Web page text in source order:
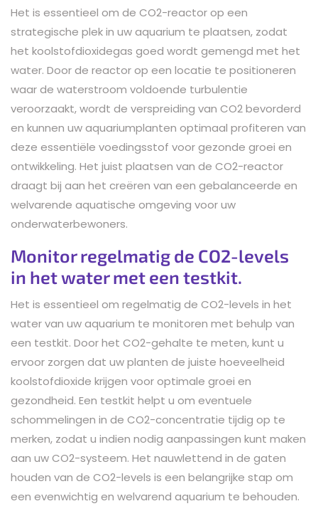
Het is essentieel om de CO2-reactor op een
strategische plek in uw aquarium te plaatsen, zodat
het koolstofdioxidegas goed wordt gemengd met het
water. Door de reactor op een locatie te positioneren
waar de waterstroom voldoende turbulentie
veroorzaakt, wordt de verspreiding van CO2 bevorderd
en kunnen uw aquariumplanten optimaal profiteren van
deze essentiële voedingsstof voor gezonde groei en
ontwikkeling. Het juist plaatsen van de CO2-reactor
draagt bij aan het creëren van een gebalanceerde en
welvarende aquatische omgeving voor uw
onderwaterbewoners.
Monitor regelmatig de CO2-levels
in het water met een testkit.
Het is essentieel om regelmatig de CO2-levels in het
water van uw aquarium te monitoren met behulp van
een testkit. Door het CO2-gehalte te meten, kunt u
ervoor zorgen dat uw planten de juiste hoeveelheid
koolstofdioxide krijgen voor optimale groei en
gezondheid. Een testkit helpt u om eventuele
schommelingen in de CO2-concentratie tijdig op te
merken, zodat u indien nodig aanpassingen kunt maken
aan uw CO2-systeem. Het nauwlettend in de gaten
houden van de CO2-levels is een belangrijke stap om
een evenwichtig en welvarend aquarium te behouden.